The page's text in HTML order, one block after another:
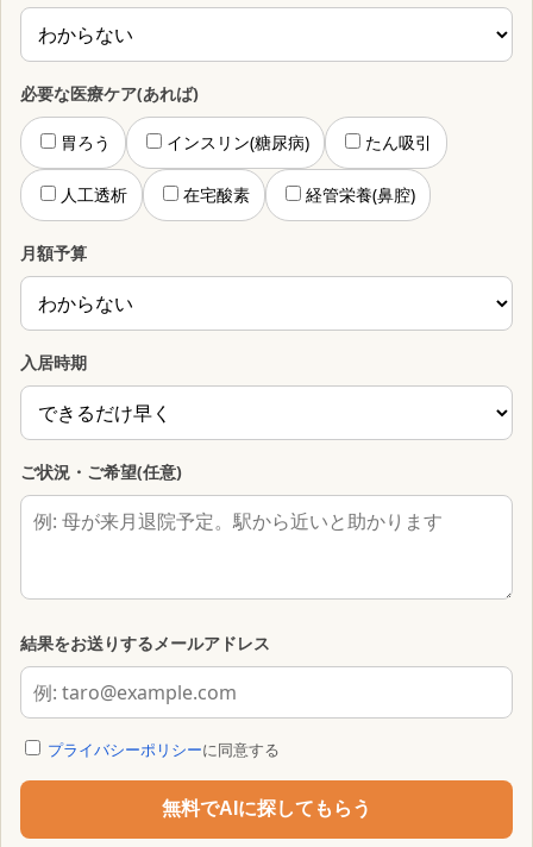
必要な医療ケア(あれば)
胃ろう インスリン(糖尿病) たん吸引
人工透析 在宅酸素 経管栄養(鼻腔)
月額予算
入居時期
ご状況・ご希望(任意)
結果をお送りするメールアドレス
プライバシーポリシーに同意する
無料でAIに探してもらう